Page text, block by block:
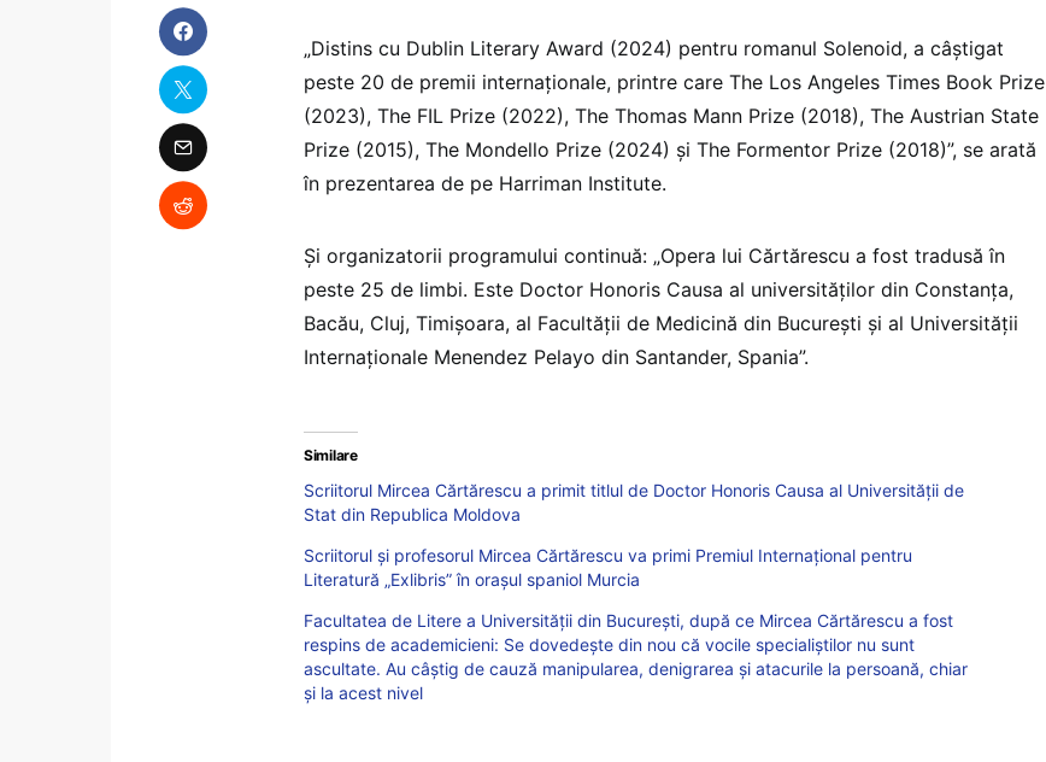
„Distins cu Dublin Literary Award (2024) pentru romanul Solenoid, a câștigat
peste 20 de premii internaționale, printre care The Los Angeles Times Book Prize
(2023), The FIL Prize (2022), The Thomas Mann Prize (2018), The Austrian State
Prize (2015), The Mondello Prize (2024) și The Formentor Prize (2018)”, se arată
în prezentarea de pe Harriman Institute.
Și organizatorii programului continuă: „Opera lui Cărtărescu a fost tradusă în
peste 25 de limbi. Este Doctor Honoris Causa al universităților din Constanța,
Bacău, Cluj, Timișoara, al Facultății de Medicină din București și al Universității
Internaționale Menendez Pelayo din Santander, Spania”.
Similare
Scriitorul Mircea Cărtărescu a primit titlul de Doctor Honoris Causa al Universității de
Stat din Republica Moldova
Scriitorul și profesorul Mircea Cărtărescu va primi Premiul Internaţional pentru
Literatură „Exlibris” în oraşul spaniol Murcia
Facultatea de Litere a Universității din București, după ce Mircea Cărtărescu a fost
respins de academicieni: Se dovedește din nou că vocile specialiștilor nu sunt
ascultate. Au câștig de cauză manipularea, denigrarea și atacurile la persoană, chiar
și la acest nivel